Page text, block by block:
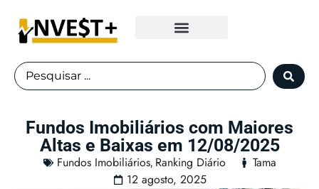
Fundos Imobiliários com Maiores
Altas e Baixas em 12/08/2025
Fundos Imobiliários, Ranking Diário
Tama
12 agosto, 2025